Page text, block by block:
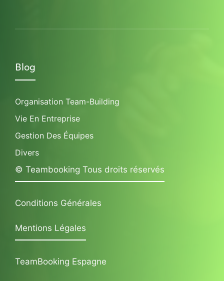
Blog
Organisation Team-Building
Vie En Entreprise
Gestion Des Équipes
Divers
© Teambooking Tous droits réservés
Conditions Générales
Mentions Légales
TeamBooking Espagne